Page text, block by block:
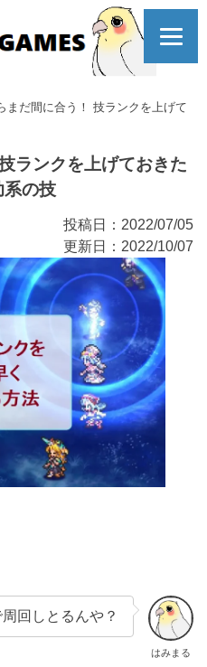
ながら
ポチする
！
まだ間に合う！ 技ランクを上げて
ランクを上げておきた
系の技
投稿日：2022/07/05
更新日：2022/10/07
はみまる
回しとるんや？